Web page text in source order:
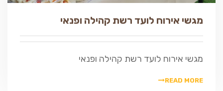
מגשי אירוח לועד רשת קהילה ופנאי
מגשי אירוח לועד רשת קהילה ופנאי
READ MORE